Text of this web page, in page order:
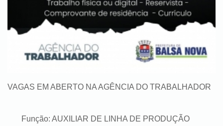
VAGAS EM ABERTO NA AGÊNCIA DO TRABALHADOR
Função: AUXILIAR DE LINHA DE PRODUÇÃO